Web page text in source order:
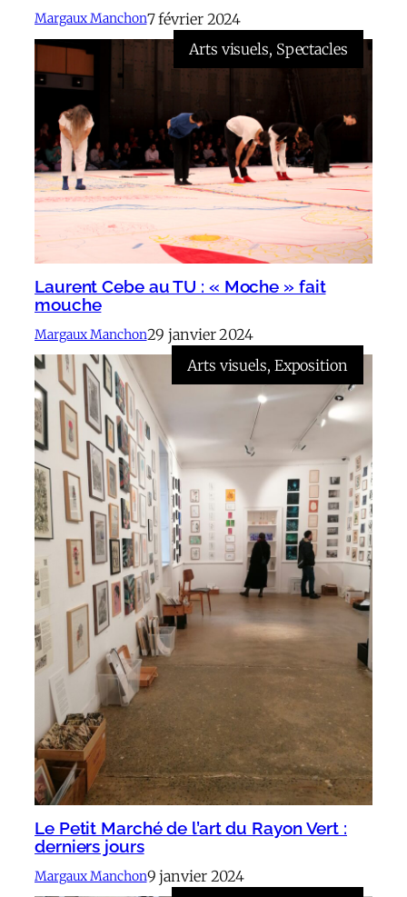
Margaux Manchon7 février 2024
Arts visuels, Spectacles
Laurent Cebe au TU : « Moche » fait
mouche
Margaux Manchon29 janvier 2024
Arts visuels, Exposition
Le Petit Marché de l’art du Rayon Vert :
derniers jours
Margaux Manchon9 janvier 2024